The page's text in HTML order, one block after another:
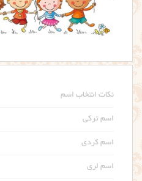
نکات انتخاب اسم
اسم ترکی
اسم کردی
اسم لری